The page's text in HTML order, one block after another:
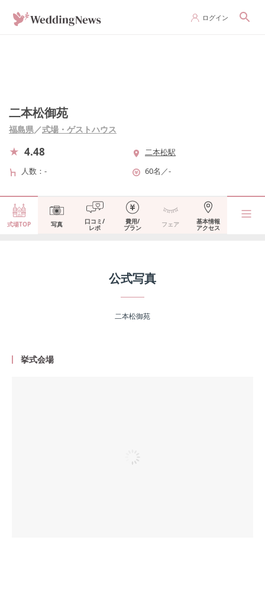
ログイン
二本松御苑
福島県／式場・ゲストハウス
4.48
二本松駅
人数
- 60名 ／-
式場TOP 写真 口コミ/
レポ
費用/
プラン フェア 基本情報
アクセス
公式写真
二本松御苑
挙式会場